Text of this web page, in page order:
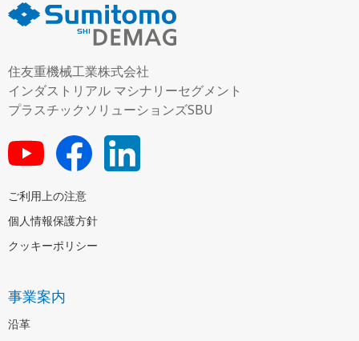
住友重機械工業株式会社
インダストリアル マシナリーセグメント
プラスチックソリューションズSBU
ご利用上の注意
個人情報保護方針
クッキーポリシー
事業案内
沿革